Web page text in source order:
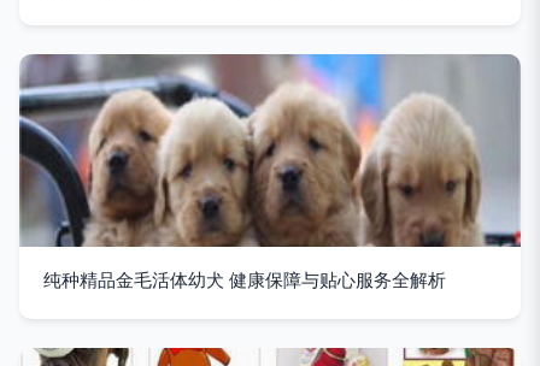
纯种精品金毛活体幼犬 健康保障与贴心服务全解析